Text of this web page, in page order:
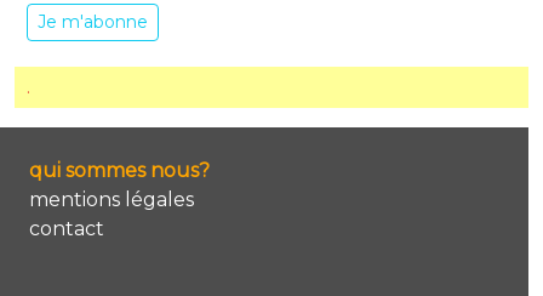
Je m'abonne
.
qui sommes nous?
mentions légales
contact